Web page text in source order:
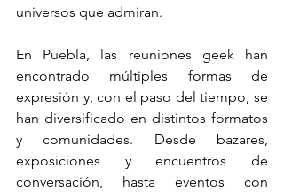
universos que admiran.
En Puebla, las reuniones geek han
encontrado múltiples formas de
expresión y, con el paso del tiempo, se
han diversificado en distintos formatos
y comunidades. Desde bazares,
exposiciones y encuentros de
conversación, hasta eventos con